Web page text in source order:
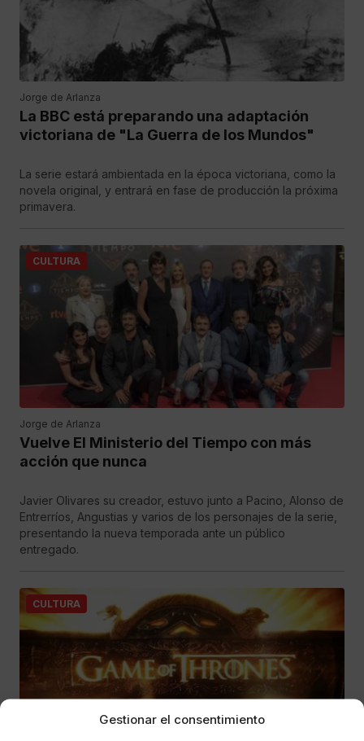
Gestionar el consentimiento
Jorge de Arlanza
La BBC está preparando una adaptación
victoriana de "La Guerra de los Mundos"
La serie estará ambientada en la época victoriana, como la
novela original, y entrará en fase de producción la próxima
primavera.
CULTURA
Jorge de Arlanza
Vuelve El Ministerio del Tiempo con más
acción que nunca
Javier Olivares su creador, estuvo junto a Pacino, Alonso de
Entrerríos, Angustias y varios de los personajes de la serie,
presentando la nueva temporada ante un público
entregado.
CULTURA